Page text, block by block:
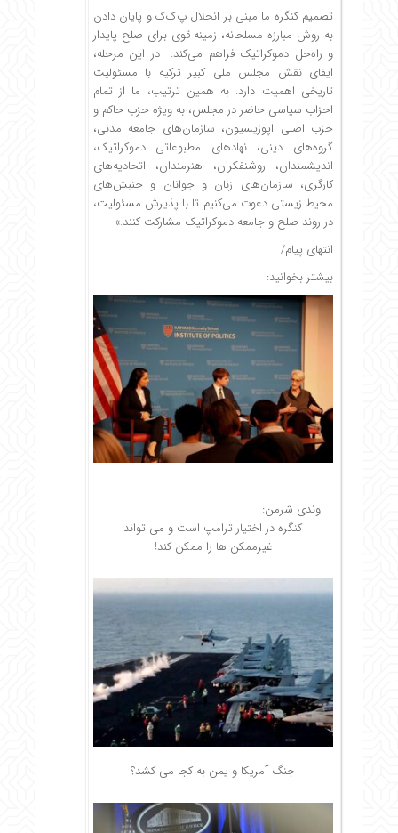
تصمیم کنگره ما مبنی بر انحلال پ‌ک‌ک و پایان دادن
به روش مبارزه مسلحانه، زمینه قوی برای صلح پایدار
و راه‌حل دموکراتیک فراهم می‌کند. در این مرحله،
ایفای نقش مجلس ملی کبیر ترکیه با مسئولیت
تاریخی اهمیت دارد. به همین ترتیب، ما از تمام
احزاب سیاسی حاضر در مجلس، به ویژه حزب حاکم و
حزب اصلی اپوزیسیون، سازمان‌های جامعه مدنی،
گروه‌های دینی، نهادهای مطبوعاتی دموکراتیک،
اندیشمندان، روشنفکران، هنرمندان، اتحادیه‌های
کارگری، سازمان‌های زنان و جوانان و جنبش‌های
محیط زیستی دعوت می‌کنیم تا با پذیرش مسئولیت،
در روند صلح و جامعه دموکراتیک مشارکت کنند.»
انتهای پیام/
بیشتر بخوانید:
وندی شرمن:
کنگره در اختیار ترامپ است و می تواند
غیرممکن ها را ممکن کند!
جنگ آمریکا و یمن به کجا می کشد؟